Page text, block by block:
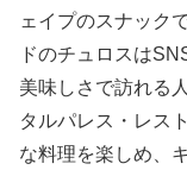
ェイプのスナック
ドのチュロスは
美味しさで訪れる
タルパレス・レス
な料理を楽しめ、